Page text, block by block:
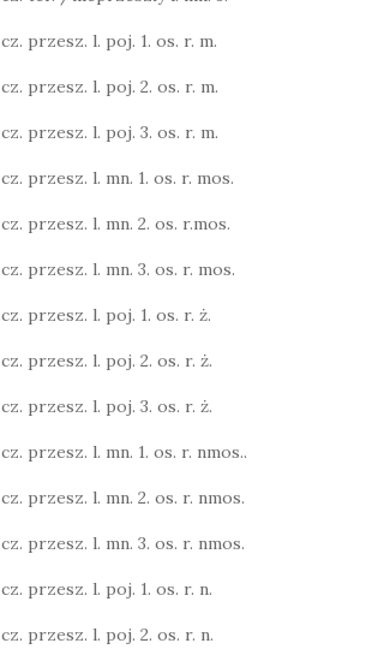
cz. przesz. l. poj. 1. os. r. m.
cz. przesz. l. poj. 2. os. r. m.
cz. przesz. l. poj. 3. os. r. m.
cz. przesz. l. mn. 1. os. r. mos.
cz. przesz. l. mn. 2. os. r.mos.
cz. przesz. l. mn. 3. os. r. mos.
cz. przesz. l. poj. 1. os. r. ż.
cz. przesz. l. poj. 2. os. r. ż.
cz. przesz. l. poj. 3. os. r. ż.
cz. przesz. l. mn. 1. os. r. nmos..
cz. przesz. l. mn. 2. os. r. nmos.
cz. przesz. l. mn. 3. os. r. nmos.
cz. przesz. l. poj. 1. os. r. n.
cz. przesz. l. poj. 2. os. r. n.